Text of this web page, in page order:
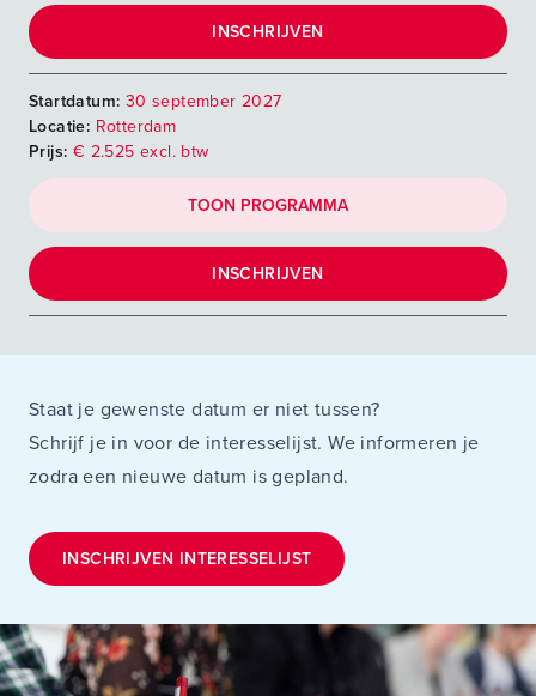
INSCHRIJVEN
Startdatum: 30 september 2027
Locatie: Rotterdam
Prijs: € 2.525 excl. btw
TOON PROGRAMMA
INSCHRIJVEN
Staat je gewenste datum er niet tussen?
Schrijf je in voor de interesselijst. We informeren je
zodra een nieuwe datum is gepland.
INSCHRIJVEN INTERESSELIJST